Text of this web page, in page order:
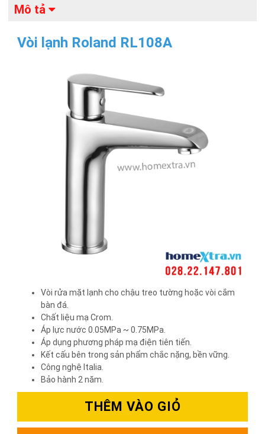
Mô tả
Vòi lạnh Roland RL108A
Vòi rửa mặt lạnh cho chậu treo tường hoặc vòi cắm
bàn đá.
Chất liệu mạ Crom.
Áp lực nước 0.05MPa ~ 0.75MPa.
Áp dụng phương pháp mạ điện tiên tiến.
Kết cấu bên trong sản phẩm chắc nặng, bền vững.
Công nghệ Italia.
Bảo hành 2 năm.
THÊM VÀO GIỎ